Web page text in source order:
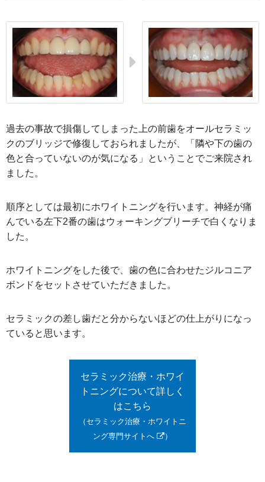
過去の事故で損傷してしまった上の前歯をオールセラミッ
クのブリッジで修復しておられましたが、「隣や下の歯の
色と合っていないのが気になる」ということでご来院され
ました。
順序としては最初にホワイトニングを行います。神経が痛
んでいる左下2番の歯はウォーキングブリーチで白くなりま
した。
ホワイトニングをした後で、歯の色に合わせたジルコニア
ボンドをセットさせていただきました。
セラミックの差し歯だと分からないほどの仕上がりになっ
ていると思います。
セラミック治療・ホワイ
トニングについて詳しく
はこちら
（セラミック治療・ホワイトニ
ング専門サイトへ
）